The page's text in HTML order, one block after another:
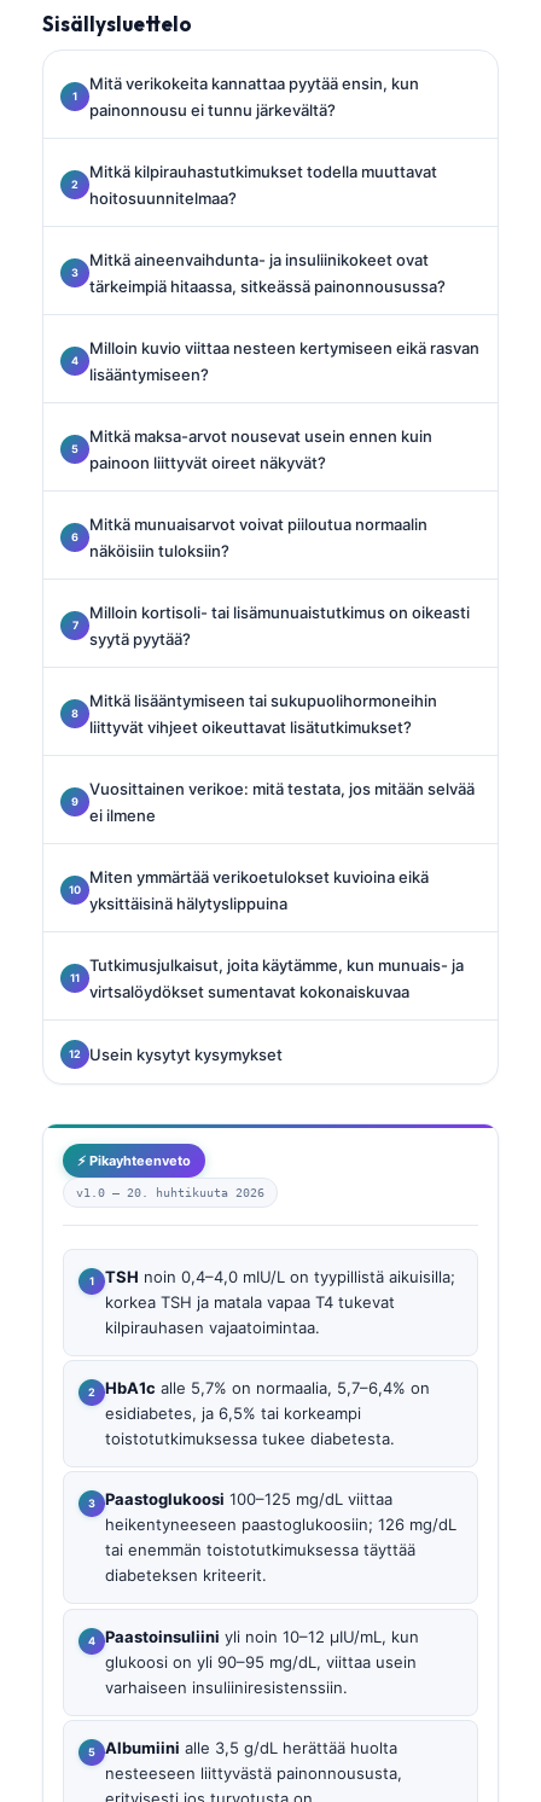
laboratoriolääketieteeseen.
Sisällysluettelo
Mitä verikokeita kannattaa pyytää ensin, kun
painonnousu ei tunnu järkevältä?
Mitkä kilpirauhastutkimukset todella muuttavat
hoitosuunnitelmaa?
Mitkä aineenvaihdunta- ja insuliinikokeet ovat
tärkeimpiä hitaassa, sitkeässä painonnousussa?
Milloin kuvio viittaa nesteen kertymiseen eikä rasvan
lisääntymiseen?
Mitkä maksa-arvot nousevat usein ennen kuin
painoon liittyvät oireet näkyvät?
Mitkä munuaisarvot voivat piiloutua normaalin
näköisiin tuloksiin?
Milloin kortisoli- tai lisämunuaistutkimus on oikeasti
syytä pyytää?
Mitkä lisääntymiseen tai sukupuolihormoneihin
liittyvät vihjeet oikeuttavat lisätutkimukset?
Vuosittainen verikoe: mitä testata, jos mitään selvää
ei ilmene
Miten ymmärtää verikoetulokset kuvioina eikä
yksittäisinä hälytyslippuina
Tutkimusjulkaisut, joita käytämme, kun munuais- ja
virtsalöydökset sumentavat kokonaiskuvaa
Usein kysytyt kysymykset
⚡ Pikayhteenveto
v1.0 — 20. huhtikuuta 2026
TSH noin 0,4–4,0 mIU/L on tyypillistä aikuisilla;
korkea TSH ja matala vapaa T4 tukevat
kilpirauhasen vajaatoimintaa.
HbA1c alle 5,7% on normaalia, 5,7–6,4% on
esidiabetes, ja 6,5% tai korkeampi
toistotutkimuksessa tukee diabetesta.
Paastoglukoosi 100–125 mg/dL viittaa
heikentyneeseen paastoglukoosiin; 126 mg/dL
tai enemmän toistotutkimuksessa täyttää
diabeteksen kriteerit.
Paastoinsuliini yli noin 10–12 µIU/mL, kun
glukoosi on yli 90–95 mg/dL, viittaa usein
varhaiseen insuliiniresistenssiin.
Albumiini alle 3,5 g/dL herättää huolta
nesteeseen liittyvästä painonnoususta,